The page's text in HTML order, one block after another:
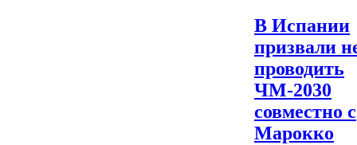
В Испании
призвали
проводить
ЧМ-2030
совместно с
Марокко